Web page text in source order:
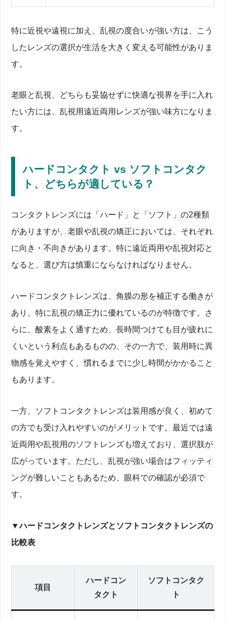
特に近視や遠視に加え、乱視の度合いが強い方は、こう
したレンズの選択が生活を大きく変える可能性がありま
す。
老眼と乱視、どちらも妥協せずに快適な視界を手に入れ
たい方には、乱視用遠近両用レンズが強い味方になりま
す。
ハードコンタクト vs ソフトコンタク
ト、どちらが適している？
コンタクトレンズには「ハード」と「ソフト」の2種類
がありますが、老眼や乱視の矯正においては、それぞれ
に向き・不向きがあります。特に遠近両用や乱視対応と
なると、選び方は慎重にならなければなりません。
ハードコンタクトレンズは、角膜の形を補正する働きが
あり、特に乱視の矯正力に優れているのが特徴です。さ
らに、酸素をよく通すため、長時間つけても目が疲れに
くいという利点もあるものの、その一方で、装用時に異
物感を覚えやすく、慣れるまでに少し時間がかかること
もあります。
一方、ソフトコンタクトレンズは装用感が良く、初めて
の方でも受け入れやすいのがメリットです。最近では遠
近両用や乱視用のソフトレンズも増えており、選択肢が
広がっています。ただし、乱視が強い場合はフィッティ
ングが難しいこともあるため、眼科での確認が必須で
す。
▼ハードコンタクトレンズとソフトコンタクトレンズの
比較表
項目
ハードコン
タクト
ソフトコンタク
ト
ライフスタイルに合わせたレンズの選び方
コンタクトレンズ以外の選択肢
老眼鏡＋乱視用メガネとの比較
定期的な視力チェックの必要性